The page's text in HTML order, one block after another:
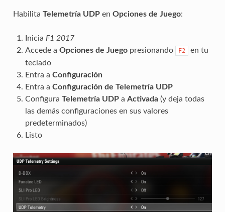
Habilita Telemetría UDPen Opciones de Juego:
Inicia F1 2017
Accede a Opciones de Juegopresionando F2
en tu
teclado
Entra a Configuración
Entra a Configuración de Telemetría UDP
Configura Telemetría UDPa Activada(y deja todas
las demás configuraciones en sus valores
predeterminados)
Listo